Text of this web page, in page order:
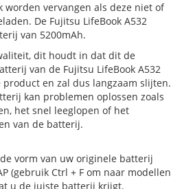
worden vervangen als deze niet of
De Fujitsu LifeBook A532
van 5200mAh.
dit houdt in dat dit de
van de Fujitsu LifeBook A532
product en zal dus langzaam slijten.
kan problemen oplossen zoals
het snel leeglopen of het
van de batterij.
vorm van uw originele batterij
(gebruik Ctrl + F om naar modellen
u de juiste batterij krijgt.